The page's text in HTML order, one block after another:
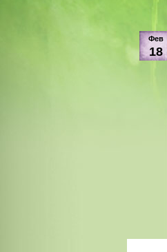
Фев
18